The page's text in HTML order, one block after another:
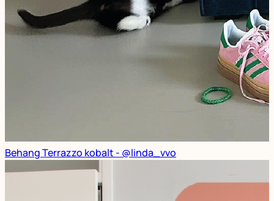
Behang Terrazzo kobalt - @linda_vvo